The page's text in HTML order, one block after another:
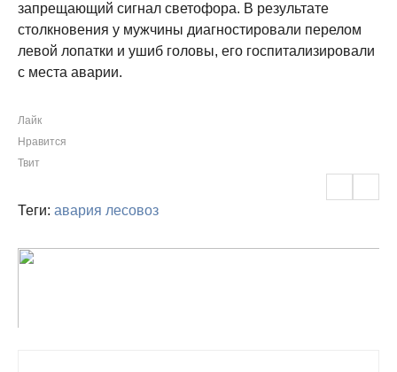
запрещающий сигнал светофора. В результате
столкновения у мужчины диагностировали перелом
левой лопатки и ушиб головы, его госпитализировали
с места аварии.
Лайк
Нравится
Твит
Теги: авария лесовоз